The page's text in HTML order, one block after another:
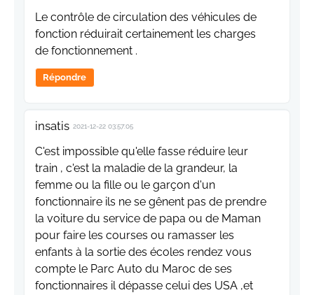
Le contrôle de circulation des véhicules de
fonction réduirait certainement les charges
de fonctionnement .
Répondre
insatis 2021-12-22 03:57:05
C'est impossible qu'elle fasse réduire leur
train , c'est la maladie de la grandeur, la
femme ou la fille ou le garçon d'un
fonctionnaire ils ne se gênent pas de prendre
la voiture du service de papa ou de Maman
pour faire les courses ou ramasser les
enfants à la sortie des écoles rendez vous
compte le Parc Auto du Maroc de ses
fonctionnaires il dépasse celui des USA ,et